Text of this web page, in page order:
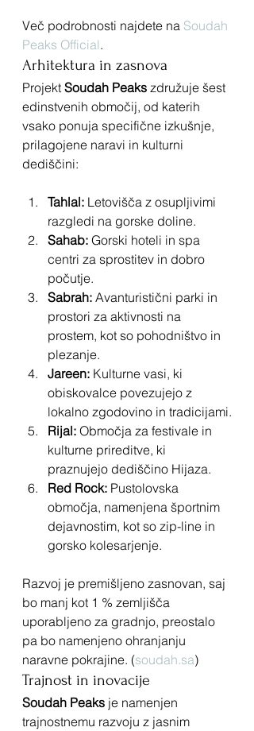
Več podrobnosti najdete na Soudah
Peaks Official.
Arhitektura in zasnova
Projekt Soudah Peaks združuje šest
edinstvenih območij, od katerih
vsako ponuja specifične izkušnje,
prilagojene naravi in kulturni
dediščini:
Tahlal: Letovišča z osupljivimi
razgledi na gorske doline.
Sahab: Gorski hoteli in spa
centri za sprostitev in dobro
počutje.
Sabrah: Avanturistični parki in
prostori za aktivnosti na
prostem, kot so pohodništvo in
plezanje.
Jareen: Kulturne vasi, ki
obiskovalce povezujejo z
lokalno zgodovino in tradicijami.
Rijal: Območja za festivale in
kulturne prireditve, ki
praznujejo dediščino Hijaza.
Red Rock: Pustolovska
območja, namenjena športnim
dejavnostim, kot so zip-line in
gorsko kolesarjenje.
Razvoj je premišljeno zasnovan, saj
bo manj kot 1 % zemljišča
uporabljeno za gradnjo, preostalo
pa bo namenjeno ohranjanju
naravne pokrajine. (soudah.sa)
Trajnost in inovacije
Soudah Peaks je namenjen
trajnostnemu razvoju z jasnim